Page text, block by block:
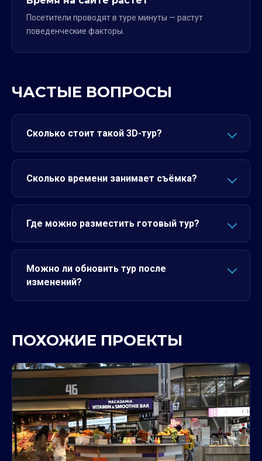
Посетители проводят в туре минуты — растут
поведенческие факторы.
ЧАСТЫЕ ВОПРОСЫ
Сколько стоит такой 3D-тур?
Сколько времени занимает съёмка?
Где можно разместить готовый тур?
Можно ли обновить тур после
изменений?
ПОХОЖИЕ ПРОЕКТЫ